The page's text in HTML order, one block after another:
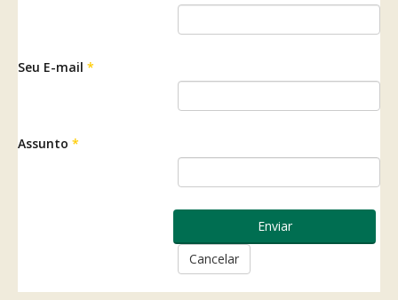
Seu E-mail *
Assunto *
Enviar
Cancelar